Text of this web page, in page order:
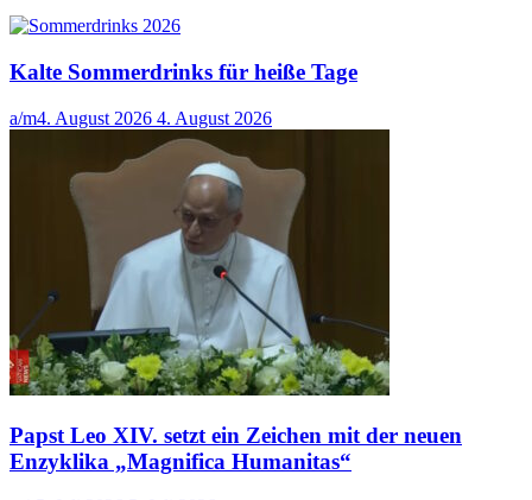
Kalte Sommerdrinks für heiße Tage
a/m4. August 2026 4. August 2026
Papst Leo XIV. setzt ein Zeichen mit der neuen
Enzyklika „Magnifica Humanitas“